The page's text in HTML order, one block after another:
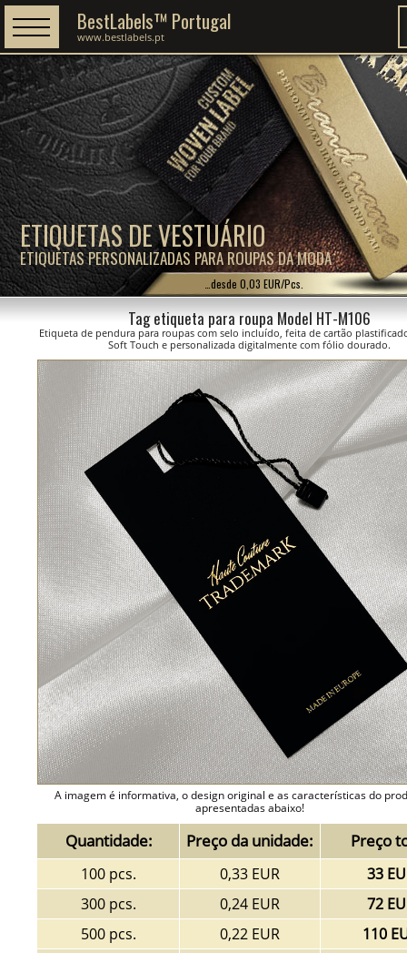
ETIQUETAS DE VESTUÁRIO
ETIQUETAS PERSONALIZADAS PARA ROUPAS DA MODA
BestLabels™ Portugal
www.bestlabels.pt
…desde 0,03 EUR/Pcs.
Tag etiqueta para roupa Model HT-M106
Etiqueta de pendura para roupas com selo incluído, feita de cartão
Soft Touch e personalizada digitalmente com fólio dourado.
A imagem é informativa, o design original e as características do
apresentadas abaixo!
Quantidade: Preço da unidade: Preço
100 pcs. 0,33 EUR
33
300 pcs.
0,24 EUR
72
500 pcs.
0,22 EUR
110